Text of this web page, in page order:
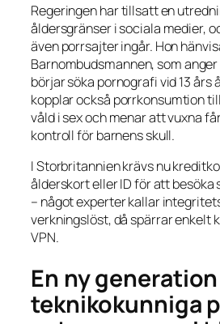
Regeringen har tillsatt en
åldersgränser i sociala medier,
även porrsajter ingår. Hon
Barnombudsmannen, som
börjar söka pornografi vid 13 års
kopplar också porrkonsumtion
våld i sex och menar att vuxna
kontroll för barnens skull.
I Storbritannien krävs nu
ålderskort eller ID för att besöka
– något experter kallar
verkningslöst, då spärrar enkelt
VPN.
En ny generation
teknikokunniga